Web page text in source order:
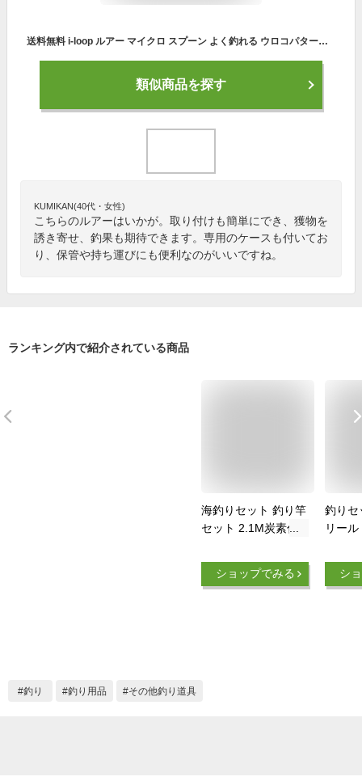
送料無料 i-loop ルアー マイクロ スプーン よく釣れる ウロコパターン 1.5g 24mm 2.5g 29mm 10色 10個 ルアーセット 専用 ルアーケース 付き ルアー フライ 管釣り トラウト 渓流 ポイント消化
類似商品を探す
KUMIKAN(40代・女性)
こちらのルアーはいかが。取り付けも簡単にでき、獲物を
誘き寄せ、釣果も期待できます。専用のケースも付いてお
り、保管や持ち運びにも便利なのがいいですね。
ランキング内で紹介されている商品
海釣りセット 釣り竿
セット 2.1M炭素伸
ニングリール 釣り餌
釣り糸 日本語説明書
ショップでみる
釣りセ
リー
釣り入
ーボ
シ
釣り 釣り用品 その他釣り道具